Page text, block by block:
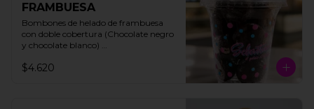
FRAMBUESA
Bombones de helado de frambuesa
con doble cobertura (Chocolate negro
y chocolate blanco)
15 unidades aprox
$4.620